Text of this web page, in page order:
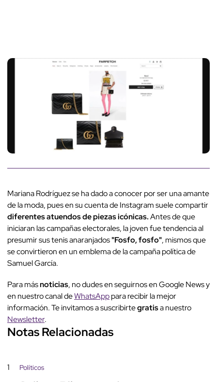
Mariana Rodríguez se ha dado a conocer por ser una amante
de la moda, pues en su cuenta de Instagram suele compartir
diferentes atuendos de piezas icónicas.Antes de que
iniciaran las campañas electorales, la joven fue tendencia al
presumir sus tenis anaranjados"Fosfo, fosfo", mismos que
se convirtieron en un emblema de la campaña política de
Samuel García.
Para másnoticias, no dudes en seguirnos en Google News y
en nuestro canal deWhatsApppara recibir la mejor
información. Te invitamos a suscribirtegratisa nuestro
Newsletter.
Notas Relacionadas
1 Políticos